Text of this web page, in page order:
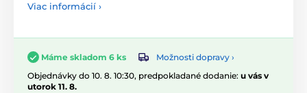
Viac informácií ›
Máme skladom 6 ks
Možnosti dopravy ›
Objednávky do 10. 8. 10:30, predpokladané dodanie: u vás v
utorok 11. 8.